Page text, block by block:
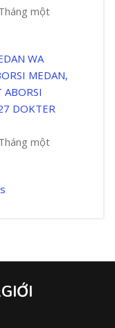
một
WA
MEDAN,
DOKTER
một